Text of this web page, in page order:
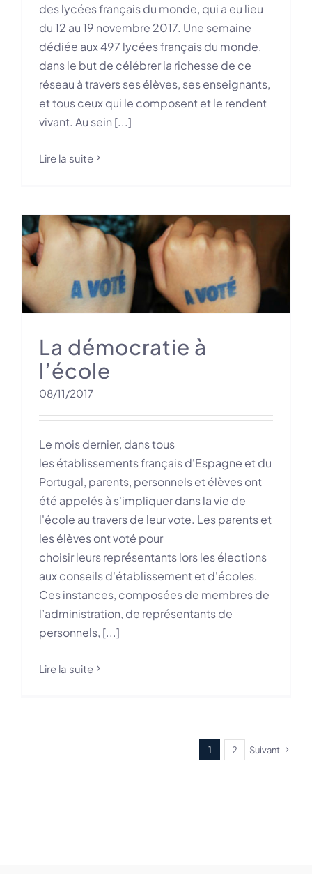
des lycées français du monde, qui a eu lieu
du 12 au 19 novembre 2017. Une semaine
dédiée aux 497 lycées français du monde,
dans le but de célébrer la richesse de ce
réseau à travers ses élèves, ses enseignants,
et tous ceux qui le composent et le rendent
vivant. Au sein [...]
Lire la suite
La démocratie à
l’école
08/11/2017
Le mois dernier, dans tous
les établissements français d'Espagne et du
Portugal, parents, personnels et élèves ont
été appelés à s'impliquer dans la vie de
l'école au travers de leur vote. Les parents et
les élèves ont voté pour
choisir leurs représentants lors les élections
aux conseils d'établissement et d'écoles.
Ces instances, composées de membres de
l’administration, de représentants de
personnels, [...]
Lire la suite
1 2 Suivant